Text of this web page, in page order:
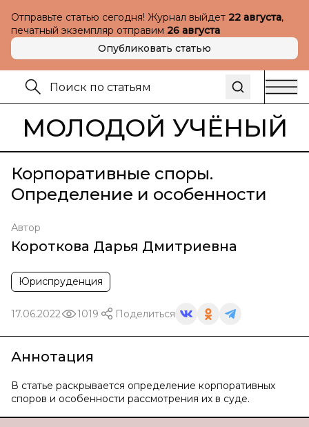
Отправьте статью сегодня! Журнал выйдет 22 августа,
печатный экземпляр отправим 26 августа
Опубликовать статью
МОЛОДОЙ УЧЁНЫЙ
Корпоративные споры.
Определение и особенности
Автор
Короткова Дарья Дмитриевна
Юриспруденция
17.06.2022 1019 Поделиться
Аннотация
В статье раскрывается определение корпоративных
споров и особенности рассмотрения их в суде.